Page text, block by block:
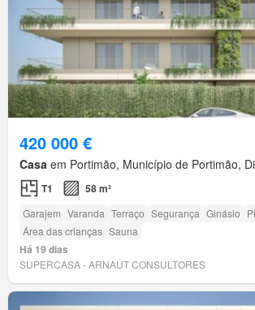
420 000 €
Casa em Portimão, Município de Portimão,
T1 58 m²
Garajem Varanda Terraço Segurança Ginásio
Área das crianças Sauna
Há 19 dias
SUPERCASA - ARNAUT CONSULTORES